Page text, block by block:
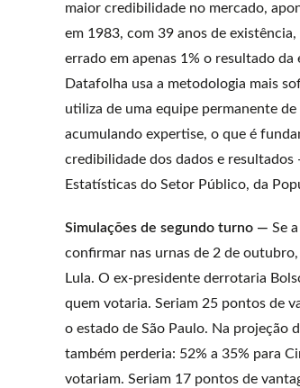
maior credibilidade no mercado,
em 1983, com 39 anos de
errado em apenas 1% o resultado
Datafolha usa a metodologia mais
utiliza de uma equipe permanente
acumulando expertise, o que é
credibilidade dos dados e
Estatísticas do Setor Público, da
Simulações de segundo turno — Se
confirmar nas urnas de 2 de
Lula. O ex-presidente derrotaria
quem votaria. Seriam 25 pontos de
o estado de São Paulo. Na projeção
também perderia: 52% a 35% para
votariam. Seriam 17 pontos de